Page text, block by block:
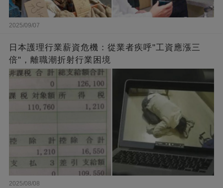
2025/09/07
日本護理行業薪資危機：從業者疾呼"工資應漲三
倍"，離職潮折射行業困境
2025/08/08